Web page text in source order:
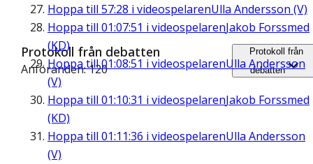
Hoppa till 57:28 i videospelarenUlla Andersson (V)
Hoppa till 01:07:51 i videospelarenJakob Forssmed
(KD)
Hoppa till01:08:51 i videospelarenUlla Andersson
(V)
Hoppa till 01:10:31 i videospelarenJakob Forssmed
(KD)
Hoppa till 01:11:36 i videospelarenUlla Andersson
(V)
Protokoll från debatten
Anföranden: 120
Protokoll från
debatten